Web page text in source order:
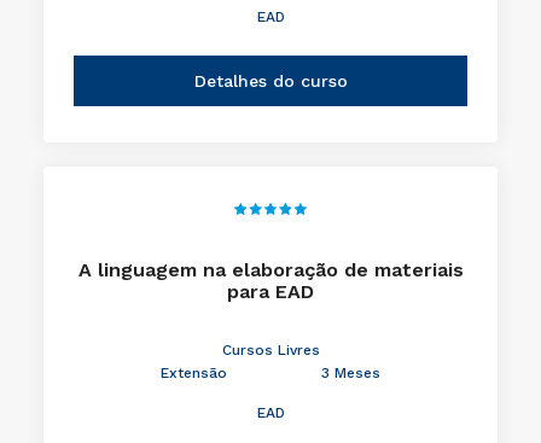
EAD
Detalhes do curso
A linguagem na elaboração de materiais
para EAD
Cursos Livres
Extensão
3 Meses
EAD